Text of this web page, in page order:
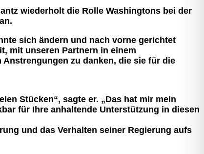
wiederholt die Rolle Washingtons bei der
sich ändern und nach vorne gerichtet
mit unseren Partnern in einem
zu danken, die sie für die
Stücken“, sagte er. „Das hat mir mein
für Ihre anhaltende Unterstützung in diesen
und das Verhalten seiner Regierung aufs